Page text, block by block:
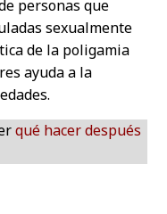
personas que
sexualmente
de la poligamia
ayuda a la
qué hacer después